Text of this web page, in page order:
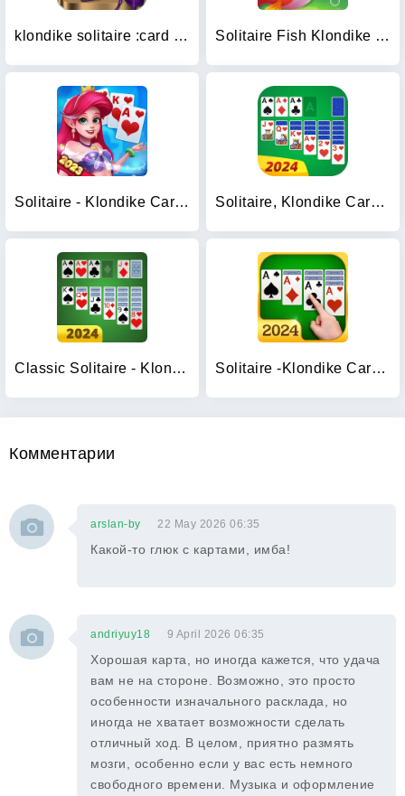
klondike solitaire :card shark Solitaire Fish Klondike Card
Solitaire - Klondike Card Game Solitaire, Klondike Card Games
Classic Solitaire - Klondike Solitaire -Klondike Card Games
Комментарии
arslan-by 22 May 2026 06:35
Какой-то глюк с картами, имба!
andriyuy18 9 April 2026 06:35
Хорошая карта, но иногда кажется, что удача
вам не на стороне. Возможно, это просто
особенности изначального расклада, но
иногда не хватает возможности сделать
отличный ход. В целом, приятно размять
мозги, особенно если у вас есть немного
свободного времени. Музыка и оформление